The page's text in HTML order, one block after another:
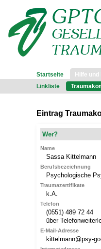
Startseite Hilfe
Linkliste
Eintrag
Wer?
Name
Sassa Kittelmann
Berufsbezeichnung
Psychologische
Traumazertifikate
k.A.
Telefon
(0551) 489 72 44
über
E-Mail-Adresse
kittelmann@psy-